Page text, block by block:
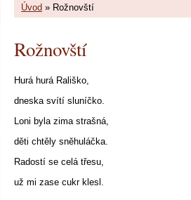
Úvod » Rožnovští
Rožnovští
Hurá hurá Rališko,
dneska svítí sluníčko.
Loni byla zima strašná,
děti chtěly sněhuláčka.
Radostí se celá třesu,
už mi zase cukr klesl.